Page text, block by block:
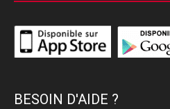
BESOIN D'AIDE ?